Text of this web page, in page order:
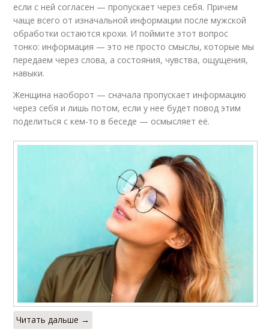
если с ней согласен — пропускает через себя. Причем
чаще всего от изначальной информации после мужской
обработки остаются крохи. И поймите этот вопрос
тонко: информация — это не просто смыслы, которые мы
передаем через слова, а состояния, чувства, ощущения,
навыки.
Женщина наоборот — сначала пропускает информацию
через себя и лишь потом, если у нее будет повод этим
поделиться с кем-то в беседе — осмысляет её.
Читать дальше →